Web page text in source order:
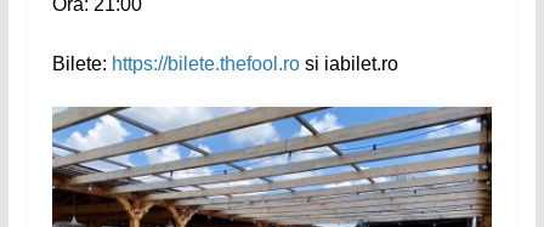
Ora: 21:00
Bilete: https://bilete.thefool.ro si iabilet.ro